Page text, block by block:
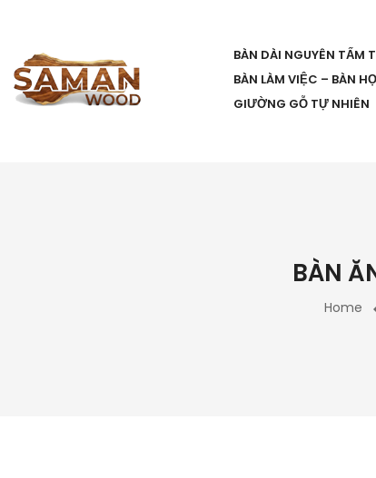
BÀN DÀI NGUYÊN TẤM
BÀN LÀM VIỆC – BÀN
GIƯỜNG GỖ TỰ NHIÊN
BÀN
Home